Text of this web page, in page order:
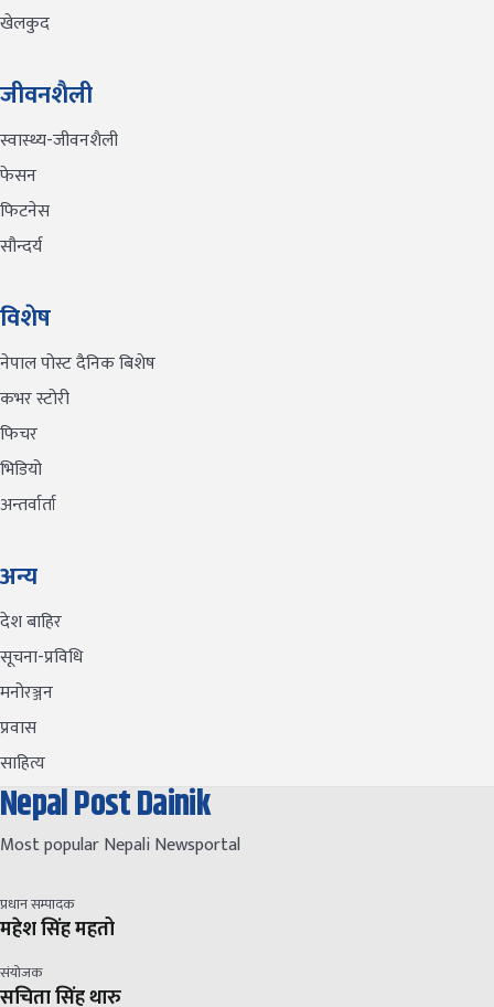
खेलकुद
जीवनशैली
स्वास्थ्य-जीवनशैली
फेसन
फिटनेस
सौन्दर्य
विशेष
नेपाल पोस्ट दैनिक बिशेष
कभर स्टोरी
फिचर
भिडियो
अन्तर्वार्ता
अन्य
देश बाहिर
सूचना-प्रविधि
मनोरञ्जन
प्रवास
साहित्य
Nepal Post Dainik
Most popular Nepali Newsportal
प्रधान सम्पादक
महेश सिंह महतो
संयोजक
सचिता सिंह थारु